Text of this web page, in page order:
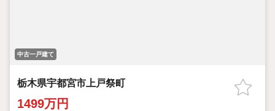
中古一戸建て
栃木県宇都宮市上戸祭町
1499万円